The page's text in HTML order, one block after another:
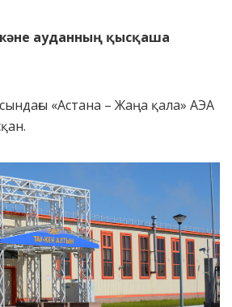
ауданның қысқаша
«Астана – Жаңа қала» АЭА